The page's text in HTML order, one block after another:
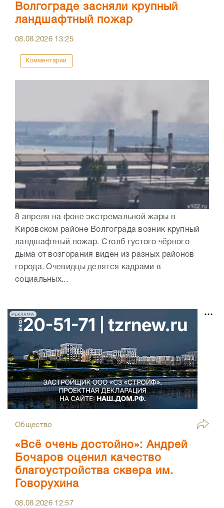
Волгограде засняли крупный
ландшафтный пожар
08.08.2026 13:25
Комментарии
8 апреля на фоне экстремальной жары в
Кировском районе Волгограда возник крупный
ландшафтный пожар. Столб густого чёрного
дыма от возгорания виден из разных районов
города. Очевидцы делятся кадрами в
социальных...
РЕКЛАМА
Общество
«Всё очень достойно»: Андрей
Бочаров оценил качество
благоустройства сквера им.
Говорухина
08.08.2026 12:57